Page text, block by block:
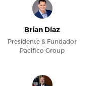
Brian Díaz
Presidente & Fundador
Pacifico Group